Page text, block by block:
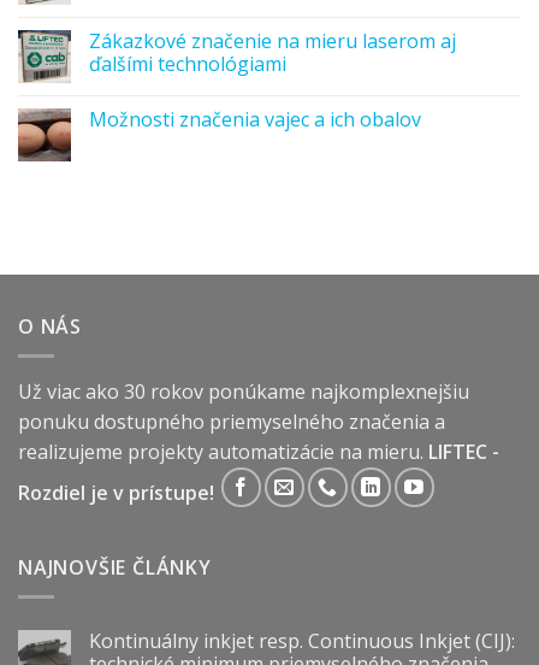
Zákazkové značenie na mieru laserom aj
ďalšími technológiami
Možnosti značenia vajec a ich obalov
O NÁS
Už viac ako 30 rokov ponúkame najkomplexnejšiu
ponuku dostupného priemyselného značenia a
realizujeme projekty automatizácie na mieru. LIFTEC -
Rozdiel je v prístupe!
NAJNOVŠIE ČLÁNKY
Kontinuálny inkjet resp. Continuous Inkjet (CIJ):